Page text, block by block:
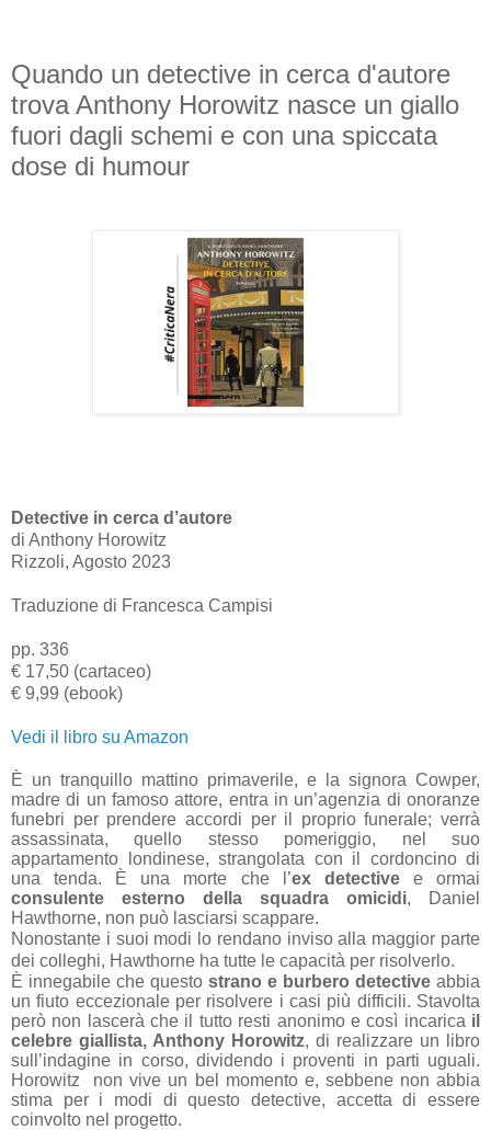
Quando un detective in cerca d'autore
trova Anthony Horowitz nasce un giallo
fuori dagli schemi e con una spiccata
dose di humour
Detective in cerca d’autore
di Anthony Horowitz
Rizzoli, Agosto 2023
Traduzione di Francesca Campisi
pp. 336
€ 17,50 (cartaceo)
€ 9,99 (ebook)
Vedi il libro su Amazon
È un tranquillo mattino primaverile, e la signora Cowper,
madre di un famoso attore, entra in un’agenzia di onoranze
funebri per prendere accordi per il proprio funerale; verrà
assassinata, quello stesso pomeriggio, nel suo
appartamento londinese, strangolata con il cordoncino di
una tenda. È una morte che l’ex detectivee ormai
consulente esterno della squadra omicidi, Daniel
Hawthorne, non può lasciarsi scappare.
Nonostante i suoi modi lo rendano inviso alla maggior parte
dei colleghi, Hawthorne ha tutte le capacità per risolverlo.
È innegabile che questo strano e burbero detective abbia
un fiuto eccezionale per risolvere i casi più difficili. Stavolta
però non lascerà che il tutto resti anonimo e così incarica il
celebre giallista, Anthony Horowitz, di realizzare un libro
sull’indagine in corso, dividendo i proventi in parti uguali.
Horowitz
non vive un bel momento e, sebbene non abbia
stima per i modi di questo detective, accetta di essere
coinvolto nel progetto.